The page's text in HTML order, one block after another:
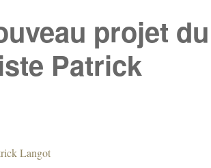
projet du
Patrick